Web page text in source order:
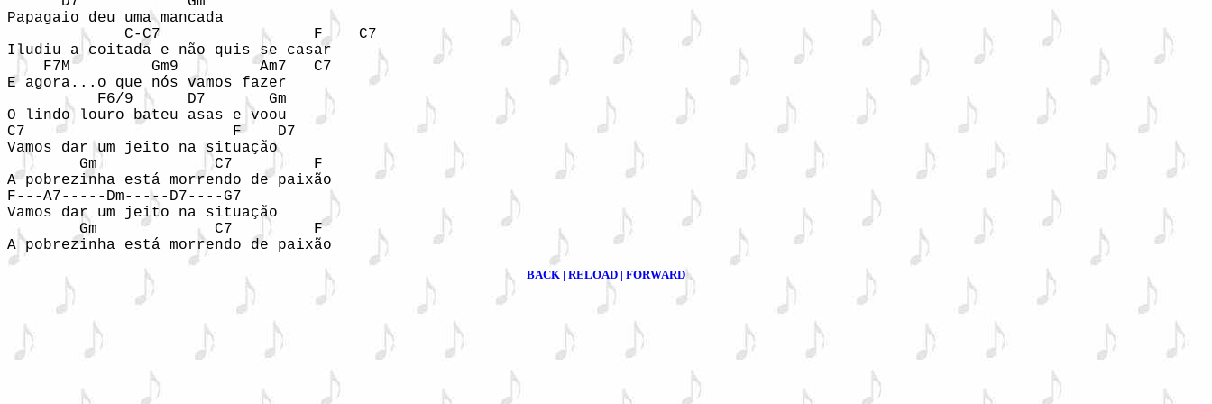
Papagaio deu uma mancada
             C-C7                 F    C7
Iludiu a coitada e não quis se casar
    F7M         Gm9         Am7   C7
E agora...o que nós vamos fazer
          F6/9      D7       Gm
O lindo louro bateu asas e voou
C7                       F    D7
Vamos dar um jeito na situação
        Gm             C7         F
A pobrezinha está morrendo de paixão
F---A7-----Dm-----D7----G7
Vamos dar um jeito na situação
        Gm             C7         F
BACK | RELOAD | FORWARD